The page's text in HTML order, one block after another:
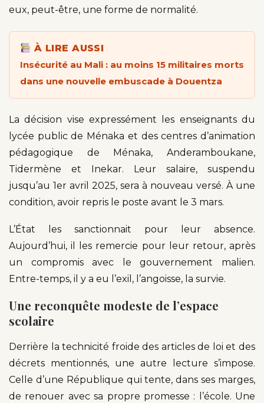
eux, peut-être, une forme de normalité.
À LIRE AUSSI
Insécurité au Mali : au moins 15 militaires morts
dans une nouvelle embuscade à Douentza
La décision vise expressément les enseignants du
lycée public de Ménaka et des centres d’animation
pédagogique de Ménaka, Anderamboukane,
Tidermène et Inekar. Leur salaire, suspendu
jusqu’au 1er avril 2025, sera à nouveau versé. À une
condition, avoir repris le poste avant le 3 mars.
L’État les sanctionnait pour leur absence.
Aujourd’hui, il les remercie pour leur retour, après
un compromis avec le gouvernement malien.
Entre-temps, il y a eu l’exil, l’angoisse, la survie.
Une reconquête modeste de l’espace
scolaire
Derrière la technicité froide des articles de loi et des
décrets mentionnés, une autre lecture s’impose.
Celle d’une République qui tente, dans ses marges,
de renouer avec sa propre promesse : l’école. Une